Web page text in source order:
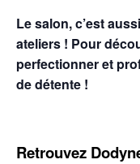
Le salon, c’est
ateliers ! Pour
perfectionner et
de détente !
Retrouvez